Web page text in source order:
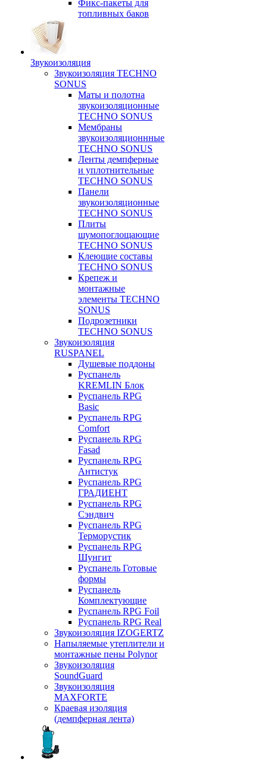
Фикс-пакеты для
топливных баков
Звукоизоляция
Звукоизоляция TECHNO
SONUS
Маты и полотна
звукоизоляционные
TECHNO SONUS
Мембраны
звукоизоляционнные
TECHNO SONUS
Ленты демпферные
и уплотнительные
TECHNO SONUS
Панели
звукоизоляционные
TECHNO SONUS
Плиты
шумопоглощающие
TECHNO SONUS
Клеющие составы
TECHNO SONUS
Крепеж и
монтажные
элементы TECHNO
SONUS
Подрозетники
TECHNO SONUS
Звукоизоляция
RUSPANEL
Душевые поддоны
Руспанель
KREMLIN Блок
Руспанель RPG
Basic
Руспанель RPG
Comfort
Руспанель RPG
Fasad
Руспанель RPG
Антистук
Руспанель RPG
ГРАДИЕНТ
Руспанель RPG
Сэндвич
Руспанель RPG
Терморустик
Руспанель RPG
Шунгит
Руспанель Готовые
формы
Руспанель
Комплектующие
Руспанель RPG Foil
Руспанель RPG Real
Звукоизоляция IZOGERTZ
Напыляемые утеплители и
монтажные пены Polynor
Звукоизоляция
SoundGuard
Звукоизоляция
MAXFORTE
Краевая изоляция
(демпферная лента)